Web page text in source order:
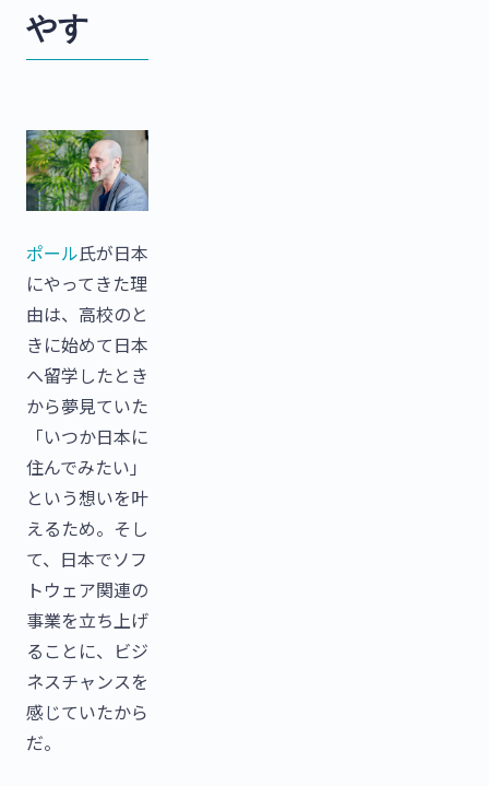
やす
ポール氏が日本
にやってきた理
由は、高校のと
きに始めて日本
へ留学したとき
から夢見ていた
「いつか日本に
住んでみたい」
という想いを叶
えるため。そし
て、日本でソフ
トウェア関連の
事業を立ち上げ
ることに、ビジ
ネスチャンスを
感じていたから
だ。